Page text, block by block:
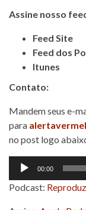
Assine nosso
Feed Site
Feed dos
Itunes
Contato:
Mandem seus e-
para
no post logo
Tocador
áudio
00:00
Podcast: